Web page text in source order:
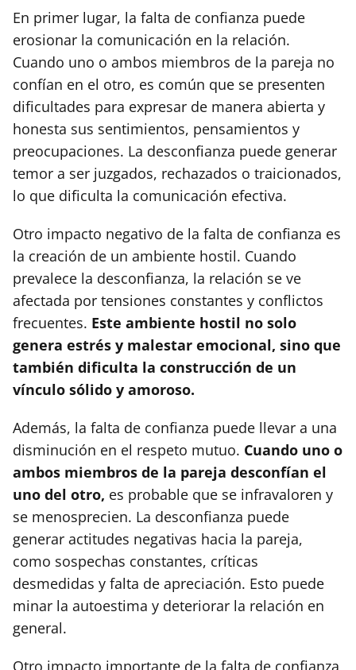
En primer lugar, la falta de confianza puede
erosionar la comunicación en la relación.
Cuando uno o ambos miembros de la pareja no
confían en el otro, es común que se presenten
dificultades para expresar de manera abierta y
honesta sus sentimientos, pensamientos y
preocupaciones. La desconfianza puede generar
temor a ser juzgados, rechazados o traicionados,
lo que dificulta la comunicación efectiva.
Otro impacto negativo de la falta de confianza es
la creación de un ambiente hostil. Cuando
prevalece la desconfianza, la relación se ve
afectada por tensiones constantes y conflictos
frecuentes. Este ambiente hostil no solo
genera estrés y malestar emocional, sino que
también dificulta la construcción de un
vínculo sólido y amoroso.
Además, la falta de confianza puede llevar a una
disminución en el respeto mutuo. Cuando uno o
ambos miembros de la pareja desconfían el
uno del otro, es probable que se infravaloren y
se menosprecien. La desconfianza puede
generar actitudes negativas hacia la pareja,
como sospechas constantes, críticas
desmedidas y falta de apreciación. Esto puede
minar la autoestima y deteriorar la relación en
general.
Otro impacto importante de la falta de confianza